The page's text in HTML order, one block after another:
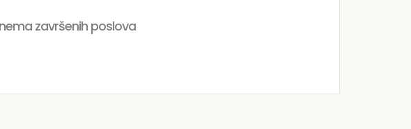
završenih poslova